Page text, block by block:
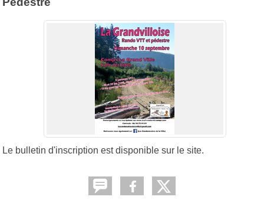
Le bulletin d'inscription est disponible sur le site.